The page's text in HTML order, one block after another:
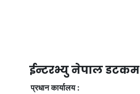
ईन्टरभ्यु नेपाल डटकम
प्रधान कार्यालय :